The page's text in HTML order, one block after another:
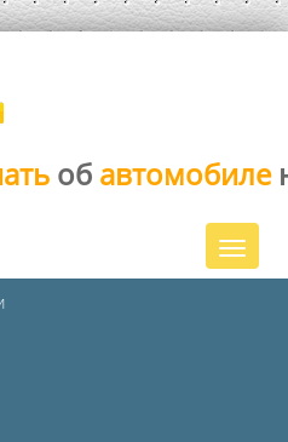
об автомобиле